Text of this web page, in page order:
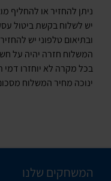
ניתן להחזיר או להחליף מוצרים עד 14
יש לשלוח בקשת ביטול
ובתיאום טלפוני יש
המשלוח חזרה יהיה על
בכל מקרה לא יוחזרו
ינוכה מחיר המשלוח
המשחקים שלנו